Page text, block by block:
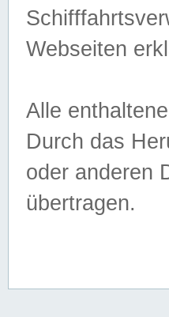
Webseiten
Alle
Durch das
oder anderen
übertragen.